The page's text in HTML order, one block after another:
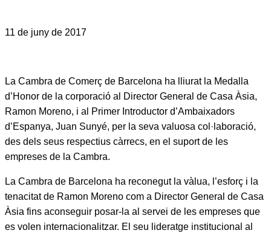
11 de juny de 2017
La Cambra de Comerç de Barcelona ha lliurat la Medalla
d’Honor de la corporació al Director General de Casa Àsia,
Ramon Moreno, i al Primer Introductor d’Ambaixadors
d’Espanya, Juan Sunyé, per la seva valuosa col·laboració,
des dels seus respectius càrrecs, en el suport de les
empreses de la Cambra.
La Cambra de Barcelona ha reconegut la vàlua, l’esforç i la
tenacitat de Ramon Moreno com a Director General de Casa
Àsia fins aconseguir posar-la al servei de les empreses que
es volen internacionalitzar. El seu lideratge institucional al